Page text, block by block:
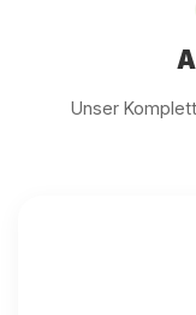
Unser